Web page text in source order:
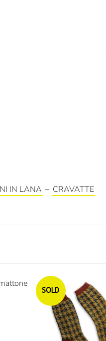
IN LANA – CRAVATTE
Esaurito
SOLD